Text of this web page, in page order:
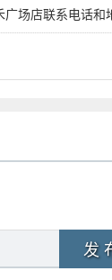
广场店联系电话和
发